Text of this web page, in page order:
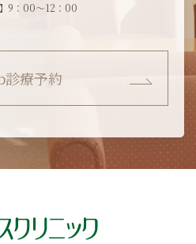
】9：00～12：00
診療予約